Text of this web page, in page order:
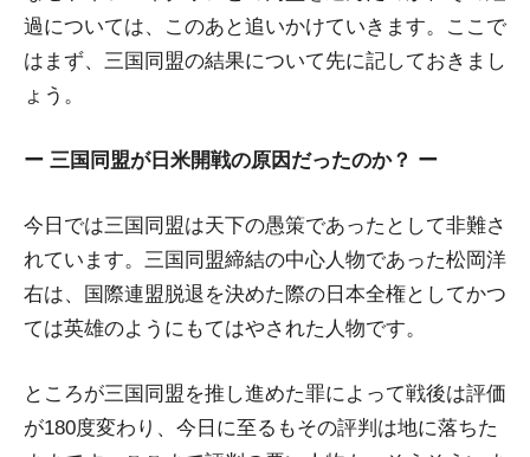
過については、このあと追いかけていきます。ここで
はまず、三国同盟の結果について先に記しておきまし
ょう。
ー 三国同盟が日米開戦の原因だったのか？ ー
今日では三国同盟は天下の愚策であったとして非難さ
れています。三国同盟締結の中心人物であった松岡洋
右は、国際連盟脱退を決めた際の日本全権としてかつ
ては英雄のようにもてはやされた人物です。
ところが三国同盟を推し進めた罪によって戦後は評価
が180度変わり、今日に至るもその評判は地に落ちた